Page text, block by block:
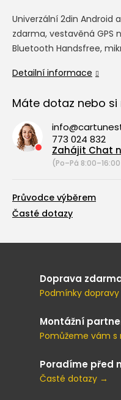
Univerzální 2din Android
zdarma, vestavěná GPS
Bluetooth Handsfree,
Detailní informace
Máte dotaz nebo
773 024 832
Zahájit Chat
(Po–Pá
Průvodce výběrem
Časté dotazy
Doprava
Podmínky
Montážní
Pomůžeme vám s
Poradíme před
Časté dotazy →